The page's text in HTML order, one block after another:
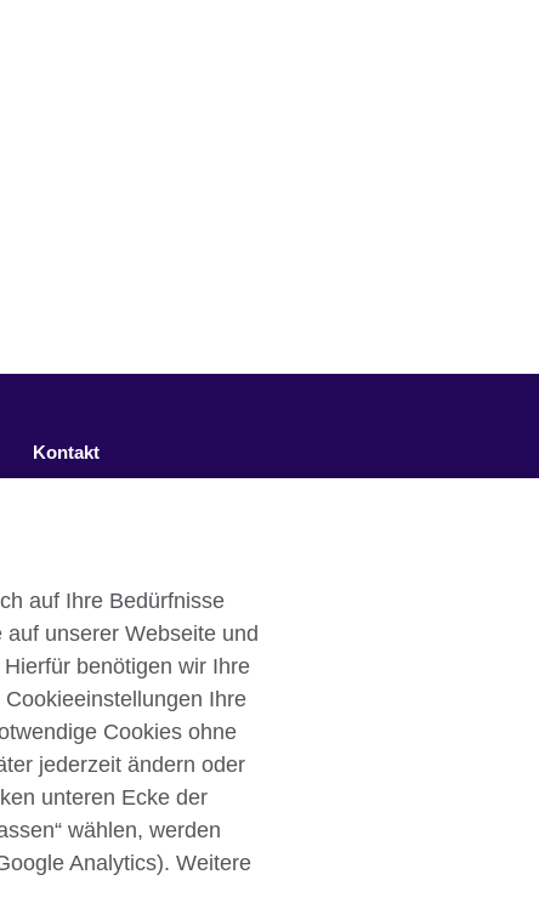
Kontakt
YouTube
Instagram
Cookies
Sitemap
auf Ihre Bedürfnisse
unserer Webseite und
benötigen wir Ihre
Ihre
Cookies ohne
jederzeit ändern oder
unteren Ecke der
wählen, werden
Analytics). Weitere